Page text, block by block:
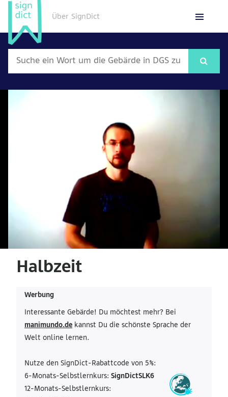
Über SignDict
English
Halbzeit
Werbung
Interessante Gebärde! Du möchtest mehr? Bei
manimundo.de kannst Du die schönste Sprache der
Welt online lernen.
Nutze den SignDict-Rabattcode von 5%:
6-Monats-Selbstlernkurs: SignDictSLK6
12-Monats-Selbstlernkurs: